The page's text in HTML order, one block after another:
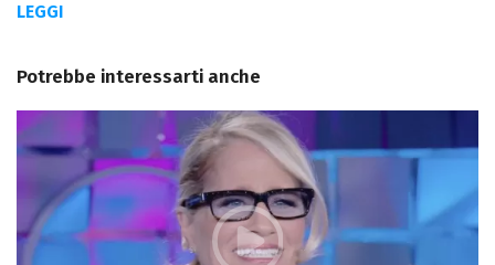
LEGGI
Potrebbe interessarti anche